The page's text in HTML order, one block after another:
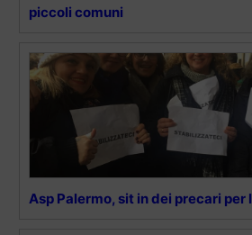
piccoli comuni
Asp Palermo, sit in dei precari